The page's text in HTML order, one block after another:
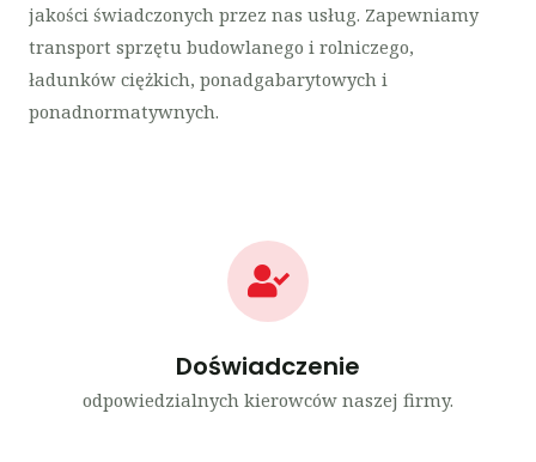
jakości świadczonych przez nas usług. Zapewniamy
transport sprzętu budowlanego i rolniczego,
ładunków ciężkich, ponadgabarytowych i
ponadnormatywnych.
Doświadczenie
odpowiedzialnych kierowców naszej firmy.